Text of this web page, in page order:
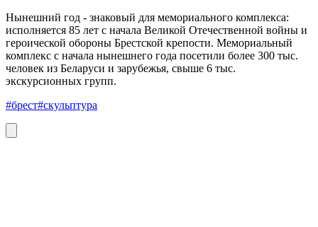
Нынешний год - знаковый для мемориального комплекса:
исполняется 85 лет с начала Великой Отечественной войны и
героической обороны Брестской крепости. Мемориальный
комплекс с начала нынешнего года посетили более 300 тыс.
человек из Беларуси и зарубежья, свыше 6 тыс.
экскурсионных групп.
#брест#скульптура